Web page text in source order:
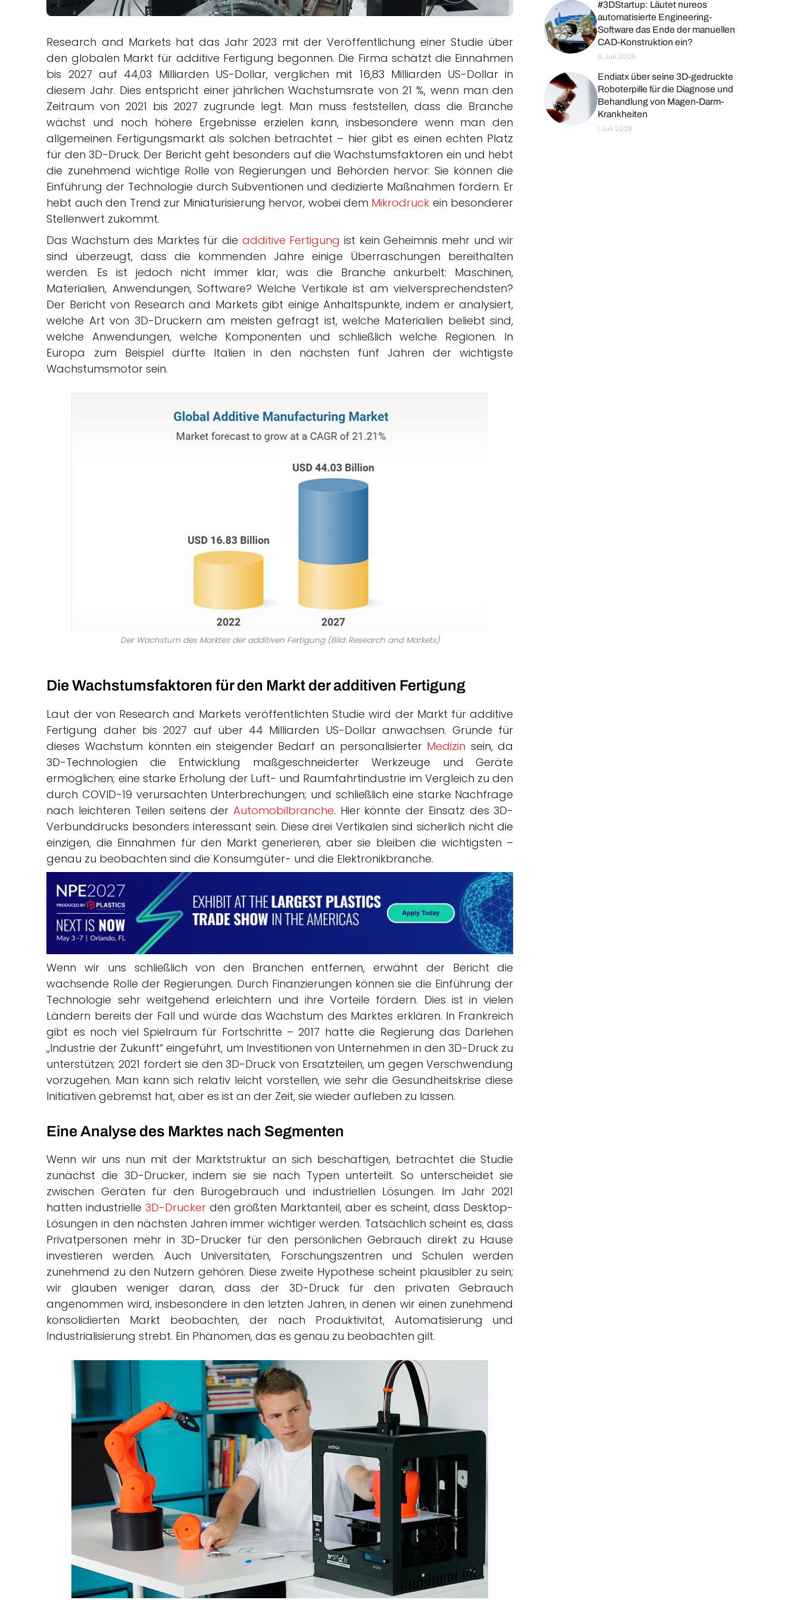
Research and Markets hat das Jahr 2023 mit der Veröffentlichung einer Studie über
den globalen Markt für additive Fertigung begonnen. Die Firma schätzt die Einnahmen
bis 2027 auf 44,03 Milliarden US-Dollar, verglichen mit 16,83 Milliarden US-Dollar in
diesem Jahr. Dies entspricht einer jährlichen Wachstumsrate von 21 %, wenn man den
Zeitraum von 2021 bis 2027 zugrunde legt. Man muss feststellen, dass die Branche
wächst und noch höhere Ergebnisse erzielen kann, insbesondere wenn man den
allgemeinen Fertigungsmarkt als solchen betrachtet – hier gibt es einen echten Platz
für den 3D-Druck. Der Bericht geht besonders auf die Wachstumsfaktoren ein und hebt
die zunehmend wichtige Rolle von Regierungen und Behörden hervor: Sie können die
Einführung der Technologie durch Subventionen und dedizierte Maßnahmen fördern. Er
hebt auch den Trend zur Miniaturisierung hervor, wobei dem Mikrodruck ein besonderer
Stellenwert zukommt.
Das Wachstum des Marktes für die additive Fertigung ist kein Geheimnis mehr und wir
sind überzeugt, dass die kommenden Jahre einige Überraschungen bereithalten
werden. Es ist jedoch nicht immer klar, was die Branche ankurbelt: Maschinen,
Materialien, Anwendungen, Software? Welche Vertikale ist am vielversprechendsten?
Der Bericht von Research and Markets gibt einige Anhaltspunkte, indem er analysiert,
welche Art von 3D-Druckern am meisten gefragt ist, welche Materialien beliebt sind,
welche Anwendungen, welche Komponenten und schließlich welche Regionen. In
Europa zum Beispiel dürfte Italien in den nächsten fünf Jahren der wichtigste
Wachstumsmotor sein.
Der Wachstum des Marktes der additiven Fertigung (Bild: Research and Markets)
Die Wachstumsfaktoren für den Markt der additiven Fertigung
Laut der von Research and Markets veröffentlichten Studie wird der Markt für additive
Fertigung daher bis 2027 auf über 44 Milliarden US-Dollar anwachsen. Gründe für
dieses Wachstum könnten ein steigender Bedarf an personalisierter Medizin sein, da
3D-Technologien die Entwicklung maßgeschneiderter Werkzeuge und Geräte
ermöglichen; eine starke Erholung der Luft- und Raumfahrtindustrie im Vergleich zu den
durch COVID-19 verursachten Unterbrechungen; und schließlich eine starke Nachfrage
nach leichteren Teilen seitens derAutomobilbranche. Hier könnte der Einsatz des 3D-
Verbunddrucks besonders interessant sein. Diese drei Vertikalen sind sicherlich nicht die
einzigen, die Einnahmen für den Markt generieren, aber sie bleiben die wichtigsten –
genau zu beobachten sind die Konsumgüter- und die Elektronikbranche.
Wenn wir uns schließlich von den Branchen entfernen, erwähnt der Bericht die
wachsende Rolle der Regierungen. Durch Finanzierungen können sie die Einführung der
Technologie sehr weitgehend erleichtern und ihre Vorteile fördern. Dies ist in vielen
Ländern bereits der Fall und würde das Wachstum des Marktes erklären. In Frankreich
gibt es noch viel Spielraum für Fortschritte – 2017 hatte die Regierung das Darlehen
„Industrie der Zukunft“ eingeführt, um Investitionen von Unternehmen in den 3D-Druck zu
unterstützen; 2021 fördert sie den 3D-Druck von Ersatzteilen, um gegen Verschwendung
vorzugehen. Man kann sich relativ leicht vorstellen, wie sehr die Gesundheitskrise diese
Initiativen gebremst hat, aber es ist an der Zeit, sie wieder aufleben zu lassen.
Eine Analyse des Marktes nach Segmenten
Wenn wir uns nun mit der Marktstruktur an sich beschäftigen, betrachtet die Studie
zunächst die 3D-Drucker, indem sie sie nach Typen unterteilt. So unterscheidet sie
zwischen Geräten für den Bürogebrauch und industriellen Lösungen. Im Jahr 2021
hatten industrielle 3D-Drucker den größten Marktanteil, aber es scheint, dass Desktop-
Lösungen in den nächsten Jahren immer wichtiger werden. Tatsächlich scheint es, dass
Privatpersonen mehr in 3D-Drucker für den persönlichen Gebrauch direkt zu Hause
investieren werden. Auch Universitäten, Forschungszentren und Schulen werden
zunehmend zu den Nutzern gehören. Diese zweite Hypothese scheint plausibler zu sein;
wir glauben weniger daran, dass der 3D-Druck für den privaten Gebrauch
angenommen wird, insbesondere in den letzten Jahren, in denen wir einen zunehmend
konsolidierten Markt beobachten, der nach Produktivität, Automatisierung und
Industrialisierung strebt. Ein Phänomen, das es genau zu beobachten gilt.
#3DStartup: Läutet nureos
automatisierte Engineering-
Software das Ende der manuellen
CAD-Konstruktion ein?
6. Juli 2026
Endiatx über seine 3D-gedruckte
Roboterpille für die Diagnose und
Behandlung von Magen-Darm-
Krankheiten
1. Juli 2026